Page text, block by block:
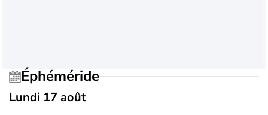
Éphéméride
Lundi 17 août